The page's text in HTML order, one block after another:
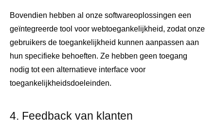
Bovendien hebben al onze softwareoplossingen een
geïntegreerde tool voor webtoegankelijkheid, zodat onze
gebruikers de toegankelijkheid kunnen aanpassen aan
hun specifieke behoeften. Ze hebben geen toegang
nodig tot een alternatieve interface voor
toegankelijkheidsdoeleinden.
4. Feedback van klanten